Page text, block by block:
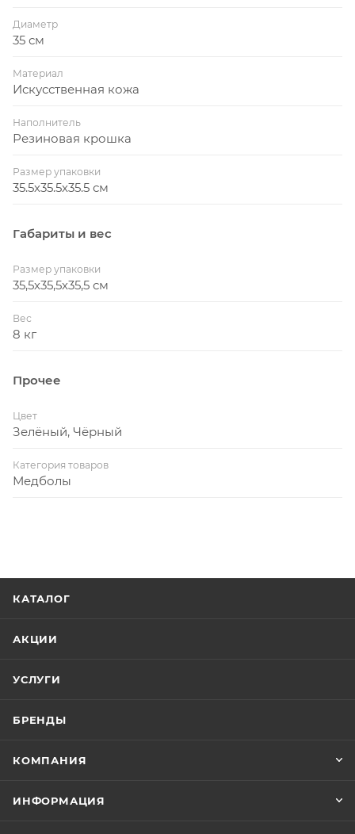
Диаметр
35 см
Материал
Искусственная кожа
Наполнитель
Резиновая крошка
Размер упаковки
35.5х35.5х35.5 см
Габариты и вес
Размер упаковки
35,5х35,5х35,5 см
Вес
8 кг
Прочее
Цвет
Зелёный, Чёрный
Категория товаров
Медболы
КАТАЛОГ
АКЦИИ
УСЛУГИ
БРЕНДЫ
КОМПАНИЯ
ИНФОРМАЦИЯ